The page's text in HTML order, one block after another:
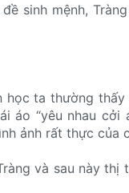
sinh mệnh,
ta thường
“yêu nhau cởi
ảnh rất thực của
và sau này thị